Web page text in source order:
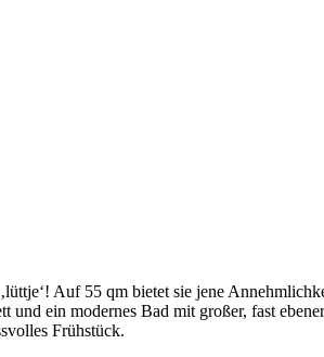
Auf 55 qm bietet sie jene
ein modernes Bad mit großer, fast
Frühstück.